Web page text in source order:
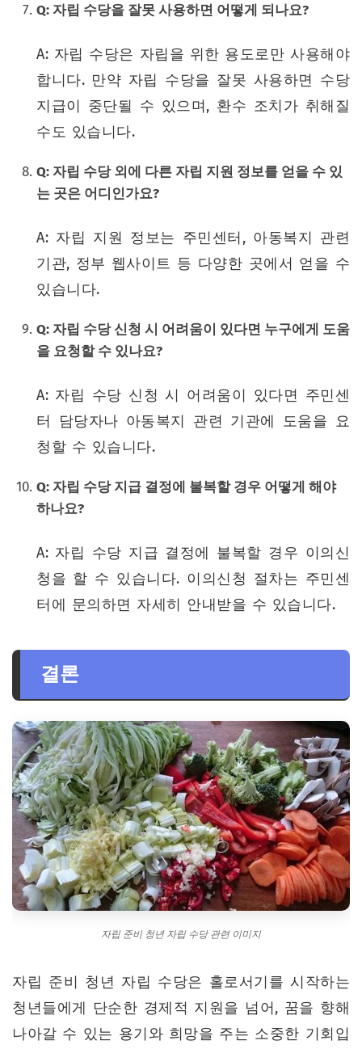
Q: 자립 수당을 잘못 사용하면 어떻게 되나요?
A: 자립 수당은 자립을 위한 용도로만 사용해야
합니다. 만약 자립 수당을 잘못 사용하면 수당
지급이 중단될 수 있으며, 환수 조치가 취해질
수도 있습니다.
Q: 자립 수당 외에 다른 자립 지원 정보를 얻을 수 있
는 곳은 어디인가요?
A: 자립 지원 정보는 주민센터, 아동복지 관련
기관, 정부 웹사이트 등 다양한 곳에서 얻을 수
있습니다.
Q: 자립 수당 신청 시 어려움이 있다면 누구에게 도움
을 요청할 수 있나요?
A: 자립 수당 신청 시 어려움이 있다면 주민센
터 담당자나 아동복지 관련 기관에 도움을 요
청할 수 있습니다.
Q: 자립 수당 지급 결정에 불복할 경우 어떻게 해야
하나요?
A: 자립 수당 지급 결정에 불복할 경우 이의신
청을 할 수 있습니다. 이의신청 절차는 주민센
터에 문의하면 자세히 안내받을 수 있습니다.
결론
자립 준비 청년 자립 수당 관련 이미지
자립 준비 청년 자립 수당은 홀로서기를 시작하는
청년들에게 단순한 경제적 지원을 넘어, 꿈을 향해
나아갈 수 있는 용기와 희망을 주는 소중한 기회입